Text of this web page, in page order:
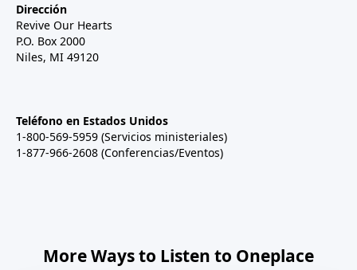
Dirección
Revive Our Hearts
P.O. Box 2000
Niles, MI 49120
Teléfono en Estados Unidos
1-800-569-5959 (Servicios ministeriales)
1-877-966-2608 (Conferencias/Eventos)
More Ways to Listen to Oneplace